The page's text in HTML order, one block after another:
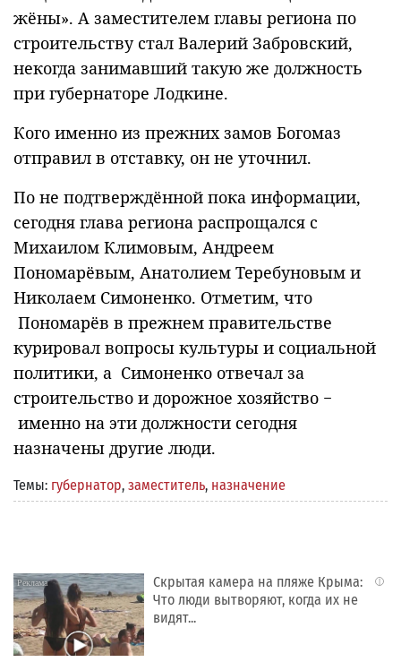
жёны». А заместителем главы региона по
строительству стал Валерий Забровский,
некогда занимавший такую же должность
при губернаторе Лодкине.
Кого именно из прежних замов Богомаз
отправил в отставку, он не уточнил.
По не подтверждённой пока информации,
сегодня глава региона распрощался с
Михаилом Климовым, Андреем
Пономарёвым, Анатолием Теребуновым и
Николаем Симоненко. Отметим, что
Пономарёв в прежнем правительстве
курировал вопросы культуры и социальной
политики, а Симоненко отвечал за
строительство и дорожное хозяйство −
именно на эти должности сегодня
назначены другие люди.
Темы: губернатор, заместитель, назначение
i
Скрытая камера на пляже Крыма:
Что люди вытворяют, когда их не
видят...